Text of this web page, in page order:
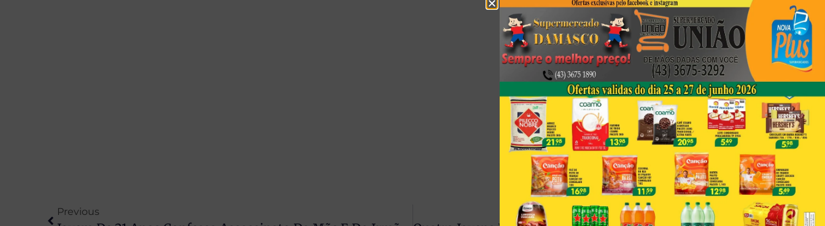
Foto Registrada Durante
Peregrinação Em Porecatu
Emociona Fiéis Por Semelhança
Com A Sagrada Face De Jesus
Corpo Em Decomposição É
Encontrado Em Londrina
Previous Next